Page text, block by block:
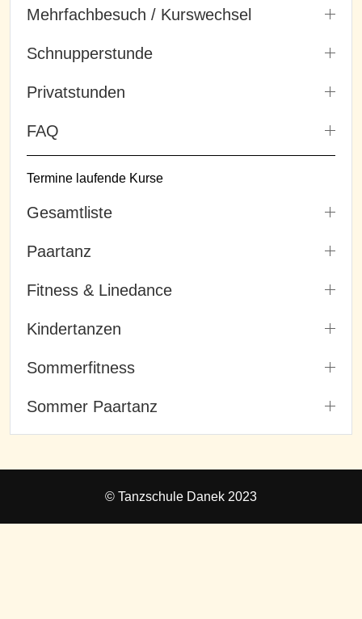
Mehrfachbesuch / Kurswechsel
Schnupperstunde
Privatstunden
FAQ
Termine laufende Kurse
Gesamtliste
Paartanz
Fitness & Linedance
Kindertanzen
Sommerfitness
Sommer Paartanz
© Tanzschule Danek 2023